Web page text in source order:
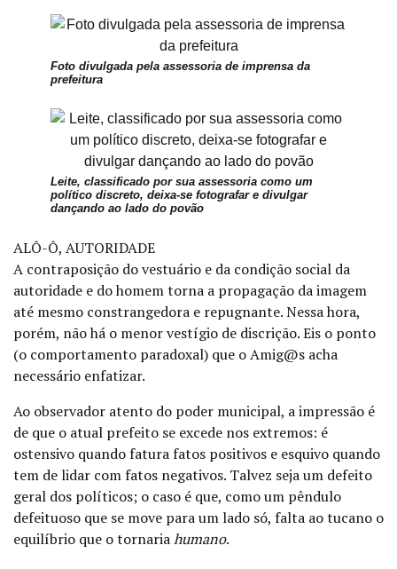
Foto divulgada pela assessoria de imprensa da
prefeitura
Leite, classificado por sua assessoria como um
político discreto, deixa-se fotografar e divulgar
dançando ao lado do povão
ALÔ-Ô, AUTORIDADE
A contraposição do vestuário e da condição social da
autoridade e do homem torna a propagação da imagem
até mesmo constrangedora e repugnante. Nessa hora,
porém, não há o menor vestígio de discrição. Eis o ponto
(o comportamento paradoxal) que o Amig@s acha
necessário enfatizar.
Ao observador atento do poder municipal, a impressão é
de que o atual prefeito se excede nos extremos: é
ostensivo quando fatura fatos positivos e esquivo quando
tem de lidar com fatos negativos. Talvez seja um defeito
geral dos políticos; o caso é que, como um pêndulo
defeituoso que se move para um lado só, falta ao tucano o
equilíbrio que o tornariahumano.